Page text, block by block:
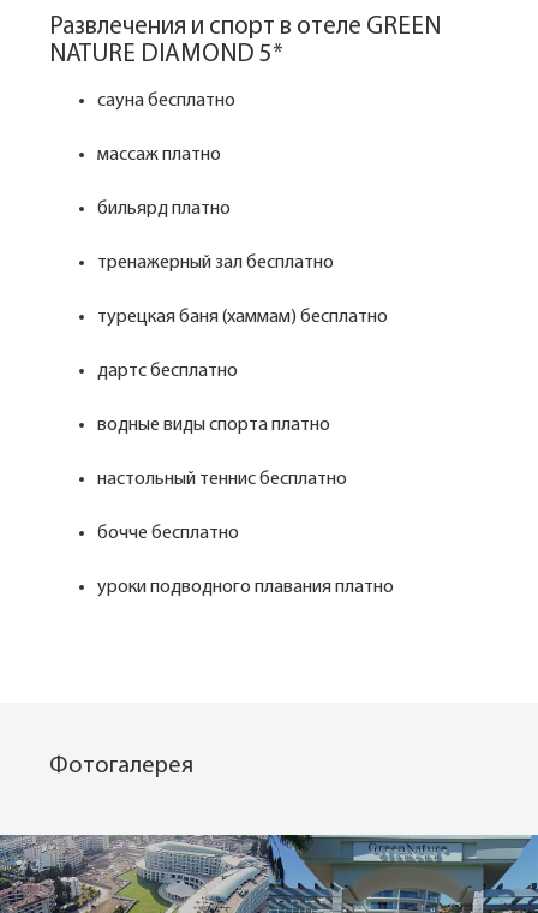
Развлечения и спорт в отеле GREEN
NATURE DIAMOND 5*
сауна бесплатно
массаж платно
бильярд платно
тренажерный зал бесплатно
турецкая баня (хаммам) бесплатно
дартс бесплатно
водные виды спорта платно
настольный теннис бесплатно
бочче бесплатно
уроки подводного плавания платно
Фотогалерея